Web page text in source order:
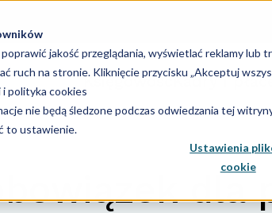
jakość przeglądania, wyświetlać reklamy
ruch na stronie. Kliknięcie przycisku „Akceptuj
polityka cookies
nie będą śledzone podczas odwiedzania tej
to ustawienie.
Ustawienia
cookie
KsięgowośćKadry i
dla